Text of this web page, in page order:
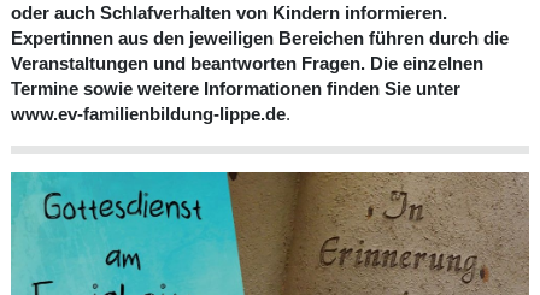
oder auch Schlafverhalten von Kindern informieren.
Expertinnen aus den jeweiligen Bereichen führen durch die
Veranstaltungen und beantworten Fragen. Die einzelnen
Termine sowie weitere Informationen finden Sie unter
www.ev-familienbildung-lippe.de.